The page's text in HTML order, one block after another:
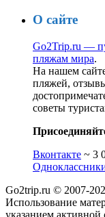
О сайте
Go2Trip.ru —
пляжам мира.
На нашем
пляжей,
советы
Вконтакте ~ 3
Go2trip.ru © 2007-
Использование